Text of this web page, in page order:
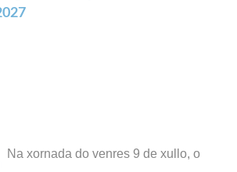
Na xornada do venres 9 de xullo, o